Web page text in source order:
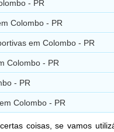
- PR
Colombo - PR
em Colombo - PR
Colombo - PR
- PR
Colombo - PR
coisas, se vamos